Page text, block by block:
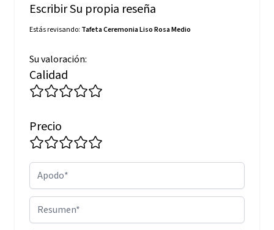
Escribir Su propia reseña
Estás revisando: Tafeta Ceremonia Liso Rosa Medio
Su valoración:
Calidad
Precio
Apodo
Resumen